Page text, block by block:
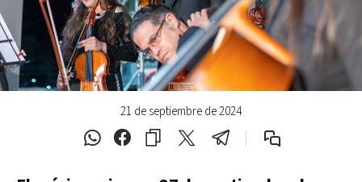
21 de septiembre de 2024